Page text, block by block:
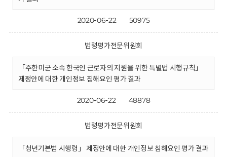
2020-06-22 50975
법령평가전문위원회
「주한미군 소속 한국인 근로자의 지원을 위한 특별법 시행규칙」
제정안에 대한 개인정보 침해요인 평가 결과
2020-06-22 48878
법령평가전문위원회
「청년기본법 시행령」 제정안에 대한 개인정보 침해요인 평가 결과